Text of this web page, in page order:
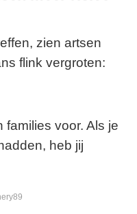
zien artsen
flink vergroten:
voor. Als je
heb jij